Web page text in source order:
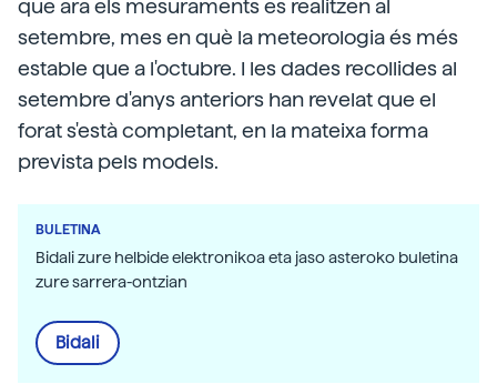
que ara els mesuraments es realitzen al
setembre, mes en què la meteorologia és més
estable que a l'octubre. I les dades recollides al
setembre d'anys anteriors han revelat que el
forat s'està completant, en la mateixa forma
prevista pels models.
BULETINA
Bidali zure helbide elektronikoa eta jaso asteroko buletina
zure sarrera-ontzian
Bidali